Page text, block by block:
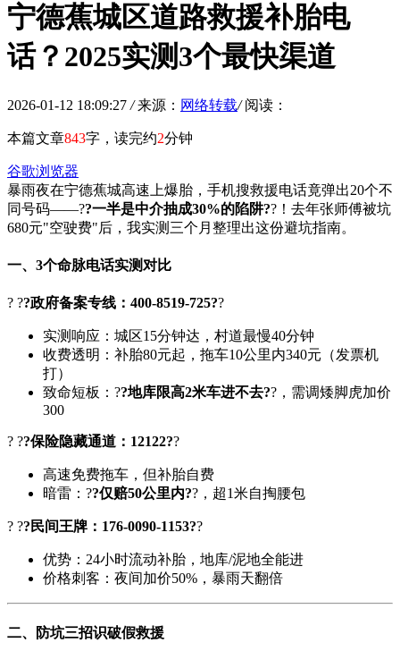
宁德蕉城区道路救援补胎电
话？2025实测3个最快渠道
2026-01-12 18:09:27 / 来源： 网络转载/ 阅读：
本篇文章843字，读完约2分钟
谷歌浏览器
暴雨夜在宁德蕉城高速上爆胎，手机搜救援电话竟弹出20个不
同号码——??一半是中介抽成30%的陷阱??！去年张师傅被坑
680元"空驶费"后，我实测三个月整理出这份避坑指南。
一、3个命脉电话实测对比
? ??政府备案专线：400-8519-725??
实测响应：城区15分钟达，村道最慢40分钟
收费透明：补胎80元起，拖车10公里内340元（发票机
打）
致命短板：??地库限高2米车进不去??，需调矮脚虎加价
300
? ??保险隐藏通道：12122??
高速免费拖车，但补胎自费
暗雷：??仅赔50公里内??，超1米自掏腰包
? ??民间王牌：176-0090-1153??
优势：24小时流动补胎，地库/泥地全能进
价格刺客：夜间加价50%，暴雨天翻倍
二、防坑三招识破假救援